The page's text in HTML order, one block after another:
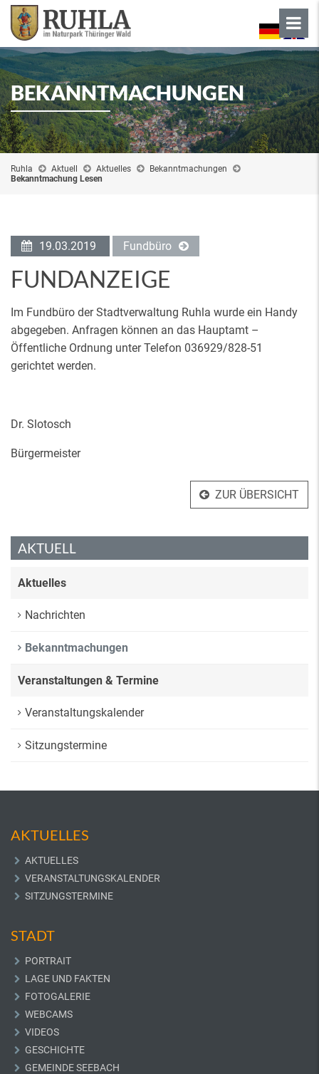
BEKANNTMACHUNGEN
Ruhla Aktuell Aktuelles
Bekanntmachungen
Bekanntmachung Lesen
19.03.2019 Fundbüro
FUNDANZEIGE
Im Fundbüro der Stadtverwaltung Ruhla wurde ein Handy
abgegeben. Anfragen können an das Hauptamt –
Öffentliche Ordnung unter Telefon 036929/828-51
gerichtet werden.
Dr. Slotosch
Bürgermeister
ZUR ÜBERSICHT
AKTUELL
Aktuelles
Nachrichten
Bekanntmachungen
Veranstaltungen & Termine
Veranstaltungskalender
Sitzungstermine
AKTUELLES
AKTUELLES
VERANSTALTUNGSKALENDER
SITZUNGSTERMINE
STADT
PORTRAIT
LAGE UND FAKTEN
FOTOGALERIE
WEBCAMS
VIDEOS
GESCHICHTE
GEMEINDE SEEBACH